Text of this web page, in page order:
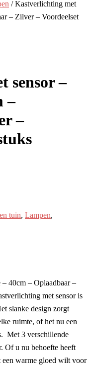
/ Kastverlichting met
– Zilver – Voordeelset
sensor –
–
–
tuin, Lampen,
40cm – Oplaadbaar –
met sensor is
slanke design zorgt
ruimte, of het nu een
Met 3 verschillende
Of u nu behoefte heeft
een warme gloed wilt voor